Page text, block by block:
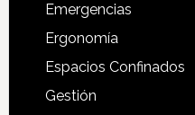
Emergencias
Ergonomía
Espacios Confinados
Gestión